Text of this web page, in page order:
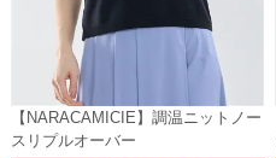
【NARACAMICIE】調温ニットノー
スリプルオーバー